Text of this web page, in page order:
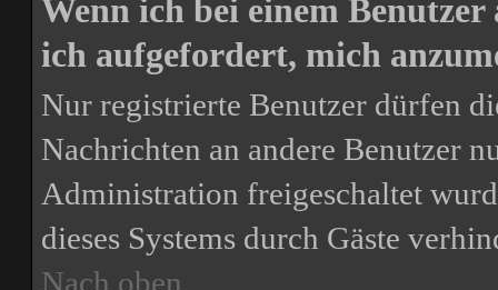
Wenn ich bei einem
ich aufgefordert, mich
Nur registrierte Benutzer dürfen
Nachrichten an andere Benutzer
Administration freigeschaltet
dieses Systems durch Gäste
Nach oben